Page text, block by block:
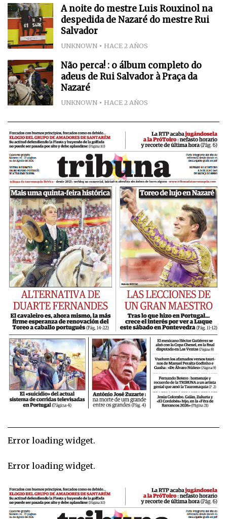
A noite do mestre Luis Rouxinol na
despedida de Nazaré do mestre Rui
Salvador
UNKNOWN HACE 2 AÑOS
Não perca! : o álbum completo do
adeus de Rui Salvador à Praça da
Nazaré
UNKNOWN HACE 2 AÑOS
Error loading widget.
Error loading widget.